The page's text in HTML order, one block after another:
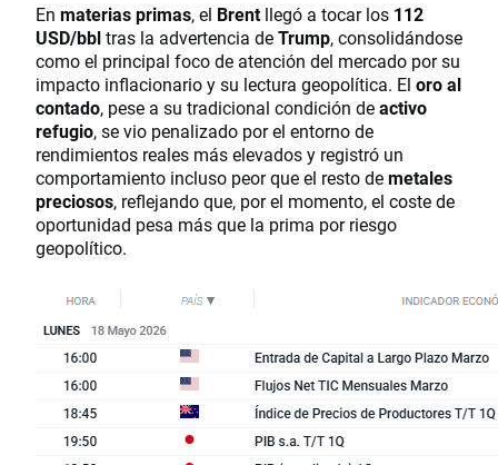
En materias primas, el Brentllegó a tocar los 112
USD/bbltras la advertencia deTrump, consolidándose
como el principal foco de atención del mercado por su
impacto inflacionario y su lectura geopolítica. El oro al
contado, pese a su tradicional condición deactivo
refugio, se vio penalizado por el entorno de
rendimientos reales más elevados y registró un
comportamiento incluso peor que el resto demetales
preciosos, reflejando que, por el momento, el coste de
oportunidad pesa más que la prima por riesgo
geopolítico.